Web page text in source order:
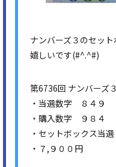
ナンバーズ３のセット
嬉しいです(#^.^#)
第6736回 ナンバーズ３
・当選数字 ８４９
・購入数字 ９８４
・セットボックス当選
・７,９００円